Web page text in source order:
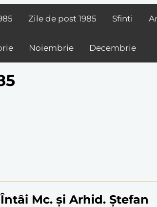
Zile de post 1985 Sfinti
Noiembrie Decembrie
Mc. și Arhid. Ștefan